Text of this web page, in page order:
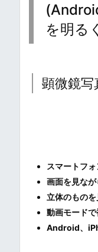
を明る
顕微鏡
スマートフ
画面を見な
立体のもの
動画モード
Android、